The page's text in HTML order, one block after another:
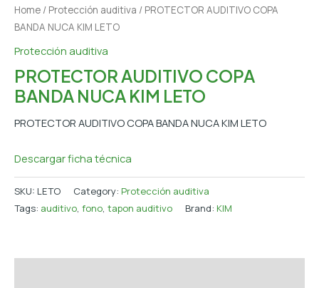
Home / Protección auditiva / PROTECTOR AUDITIVO COPA
BANDA NUCA KIM LETO
Protección auditiva
PROTECTOR AUDITIVO COPA
BANDA NUCA KIM LETO
PROTECTOR AUDITIVO COPA BANDA NUCA KIM LETO
Descargar ficha técnica
SKU: LETO Category: Protección auditiva
Tags: auditivo, fono, tapon auditivo Brand: KIM